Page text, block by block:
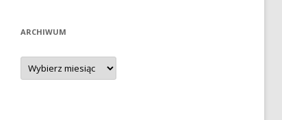
ARCHIWUM
Archiwum